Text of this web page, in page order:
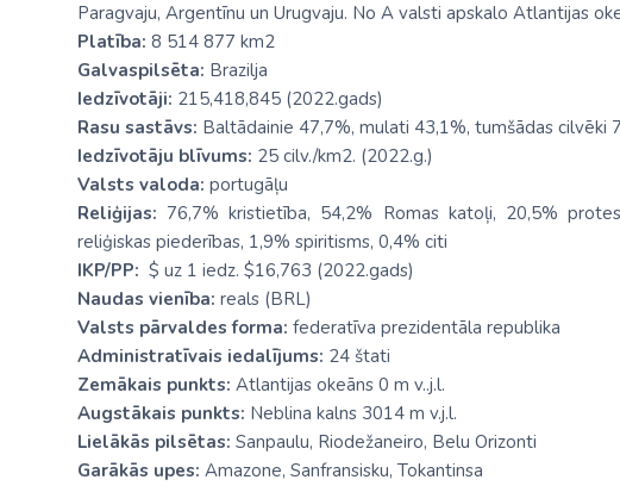
Paragvaju, Argentīnu un Urugvaju. No A valsti apskalo Atlantijas
Platība: 8 514 877 km2
Galvaspilsēta: Brazilja
Iedzīvotāji: 215,418,845 (2022.gads)
Rasu sastāvs: Baltādainie 47,7%, mulati 43,1%, tumšādas cilvēki
Iedzīvotāju blīvums: 25 cilv./km2. (2022.g.)
Valsts valoda: portugāļu
Reliģijas: 76,7% kristietība, 54,2% Romas katoļi, 20,5%
reliģiskas piederības, 1,9% spiritisms, 0,4% citi
IKP/PP: $ uz 1 iedz. $16,763 (2022.gads)
Naudas vienība: reals (BRL)
Valsts pārvaldes forma: federatīva prezidentāla republika
Administratīvais iedalījums: 24 štati
Zemākais punkts: Atlantijas okeāns 0 m v..j.l.
Augstākais punkts: Neblina kalns 3014 m v.j.l.
Lielākās pilsētas: Sanpaulu, Riodežaneiro, Belu Orizonti
Garākās upes: Amazone, Sanfransisku, Tokantinsa